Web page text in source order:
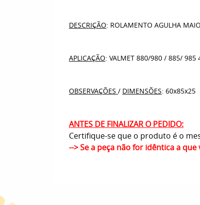
DESCRIÇÃO: ROLAMENTO AGULHA
APLICAÇÃO: VALMET 880/980 / 885/ 985
OBSERVAÇÕES / DIMENSÕES: 60x85x25
ANTES DE FINALIZAR O PEDIDO:
Certifique-se que o produto é o
--> Se a peça não for idêntica a que